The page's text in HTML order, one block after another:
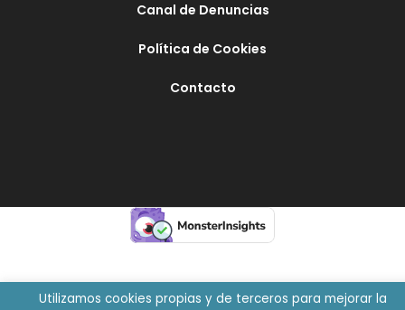
Canal de Denuncias
Política de Cookies
Contacto
Utilizamos cookies propias y de terceros para mejorar la